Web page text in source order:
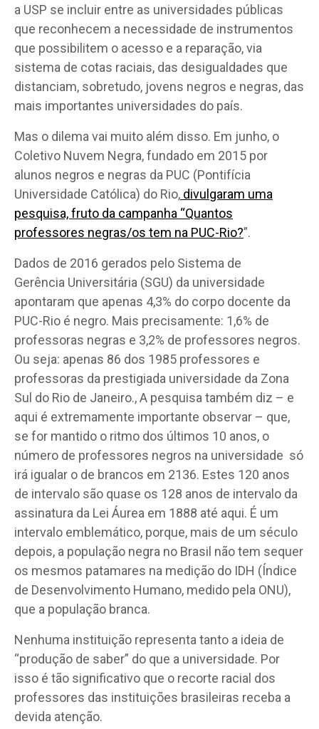
a USP se incluir entre as universidades públicas
que reconhecem a necessidade de instrumentos
que possibilitem o acesso e a reparação, via
sistema de cotas raciais, das desigualdades que
distanciam, sobretudo, jovens negros e negras, das
mais importantes universidades do país.
Mas o dilema vai muito além disso. Em junho, o
Coletivo Nuvem Negra, fundado em 2015 por
alunos negros e negras da PUC (Pontifícia
Universidade Católica) do Rio, divulgaram uma
pesquisa, fruto da campanha “Quantos
professores negras/os tem na PUC-Rio?”.
Dados de 2016 gerados pelo Sistema de
Gerência Universitária (SGU) da universidade
apontaram que apenas 4,3% do corpo docente da
PUC-Rio é negro. Mais precisamente: 1,6% de
professoras negras e 3,2% de professores negros.
Ou seja: apenas 86 dos 1985 professores e
professoras da prestigiada universidade da Zona
Sul do Rio de Janeiro., A pesquisa também diz – e
aqui é extremamente importante observar – que,
se for mantido o ritmo dos últimos 10 anos, o
número de professores negros na universidade só
irá igualar o de brancos em 2136. Estes 120 anos
de intervalo são quase os 128 anos de intervalo da
assinatura da Lei Áurea em 1888 até aqui. É um
intervalo emblemático, porque, mais de um século
depois, a população negra no Brasil não tem sequer
os mesmos patamares na medição do IDH (Índice
de Desenvolvimento Humano, medido pela ONU),
que a população branca.
Nenhuma instituição representa tanto a ideia de
“produção de saber” do que a universidade. Por
isso é tão significativo que o recorte racial dos
professores das instituições brasileiras receba a
devida atenção.